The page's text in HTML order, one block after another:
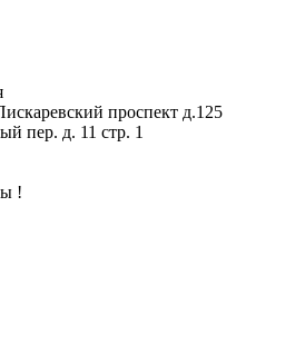
проспект д.125
пер. д. 11 стр. 1
!